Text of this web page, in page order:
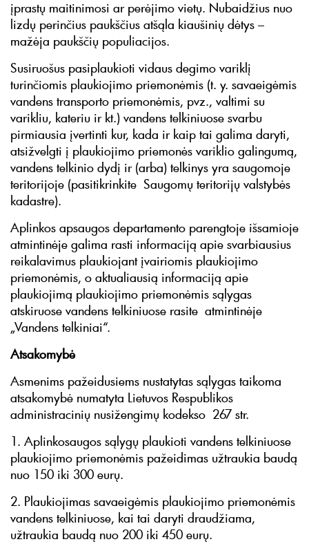
įprastų maitinimosi ar perėjimo vietų. Nubaidžius nuo
lizdų perinčius paukščius atšąla kiaušinių dėtys –
mažėja paukščių populiacijos.
Susiruošus pasiplaukioti vidaus degimo variklį
turinčiomis plaukiojimo priemonėmis (t. y. savaeigėmis
vandens transporto priemonėmis, pvz., valtimi su
varikliu, kateriu ir kt.) vandens telkiniuose svarbu
pirmiausia įvertinti kur, kada ir kaip tai galima daryti,
atsižvelgti į plaukiojimo priemonės variklio galingumą,
vandens telkinio dydį ir (arba) telkinys yra saugomoje
teritorijoje (pasitikrinkite Saugomų teritorijų valstybės
kadastre).
Aplinkos apsaugos departamento parengtoje išsamioje
atmintinėje galima rasti informaciją apie svarbiausius
reikalavimus plaukiojant įvairiomis plaukiojimo
priemonėmis, o aktualiausią informaciją apie
plaukiojimą plaukiojimo priemonėmis sąlygas
atskiruose vandens telkiniuose rasite atmintinėje
„Vandens telkiniai“.
Atsakomybė
Asmenims pažeidusiems nustatytas sąlygas taikoma
atsakomybė numatyta Lietuvos Respublikos
administracinių nusižengimų kodekso 267 str.
1. Aplinkosaugos sąlygų plaukioti vandens telkiniuose
plaukiojimo priemonėmis pažeidimas užtraukia baudą
nuo 150 iki 300 eurų.
2. Plaukiojimas savaeigėmis plaukiojimo priemonėmis
vandens telkiniuose, kai tai daryti draudžiama,
užtraukia baudą nuo 200 iki 450 eurų.